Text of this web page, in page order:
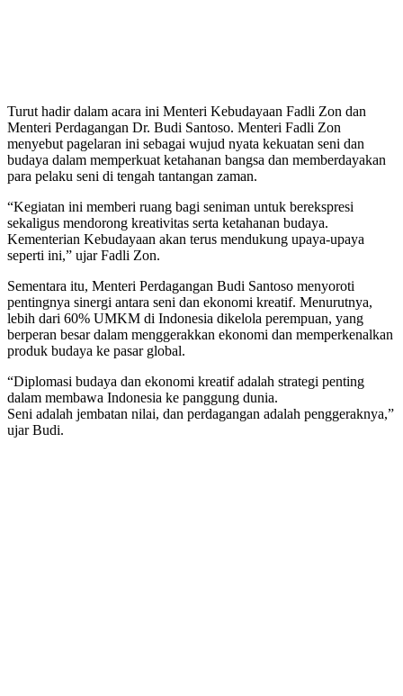
Turut hadir dalam acara ini Menteri Kebudayaan Fadli Zon dan
Menteri Perdagangan Dr. Budi Santoso. Menteri Fadli Zon
menyebut pagelaran ini sebagai wujud nyata kekuatan seni dan
budaya dalam memperkuat ketahanan bangsa dan memberdayakan
para pelaku seni di tengah tantangan zaman.
“Kegiatan ini memberi ruang bagi seniman untuk berekspresi
sekaligus mendorong kreativitas serta ketahanan budaya.
Kementerian Kebudayaan akan terus mendukung upaya-upaya
seperti ini,” ujar Fadli Zon.
Sementara itu, Menteri Perdagangan Budi Santoso menyoroti
pentingnya sinergi antara seni dan ekonomi kreatif. Menurutnya,
lebih dari 60% UMKM di Indonesia dikelola perempuan, yang
berperan besar dalam menggerakkan ekonomi dan memperkenalkan
produk budaya ke pasar global.
“Diplomasi budaya dan ekonomi kreatif adalah strategi penting
dalam membawa Indonesia ke panggung dunia.
Seni adalah jembatan nilai, dan perdagangan adalah penggeraknya,”
ujar Budi.